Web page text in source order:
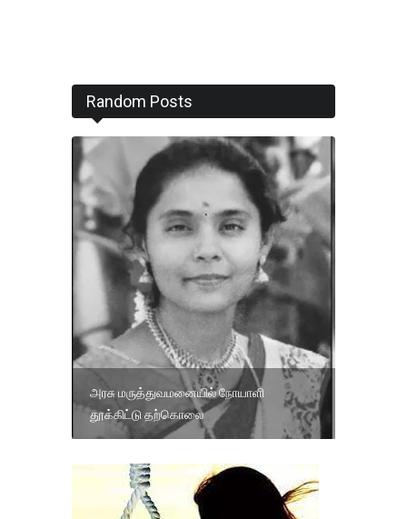
Random Posts
அரசு மருத்துவமனையில் நோயாளி
தூக்கிட்டு தற்கொலை